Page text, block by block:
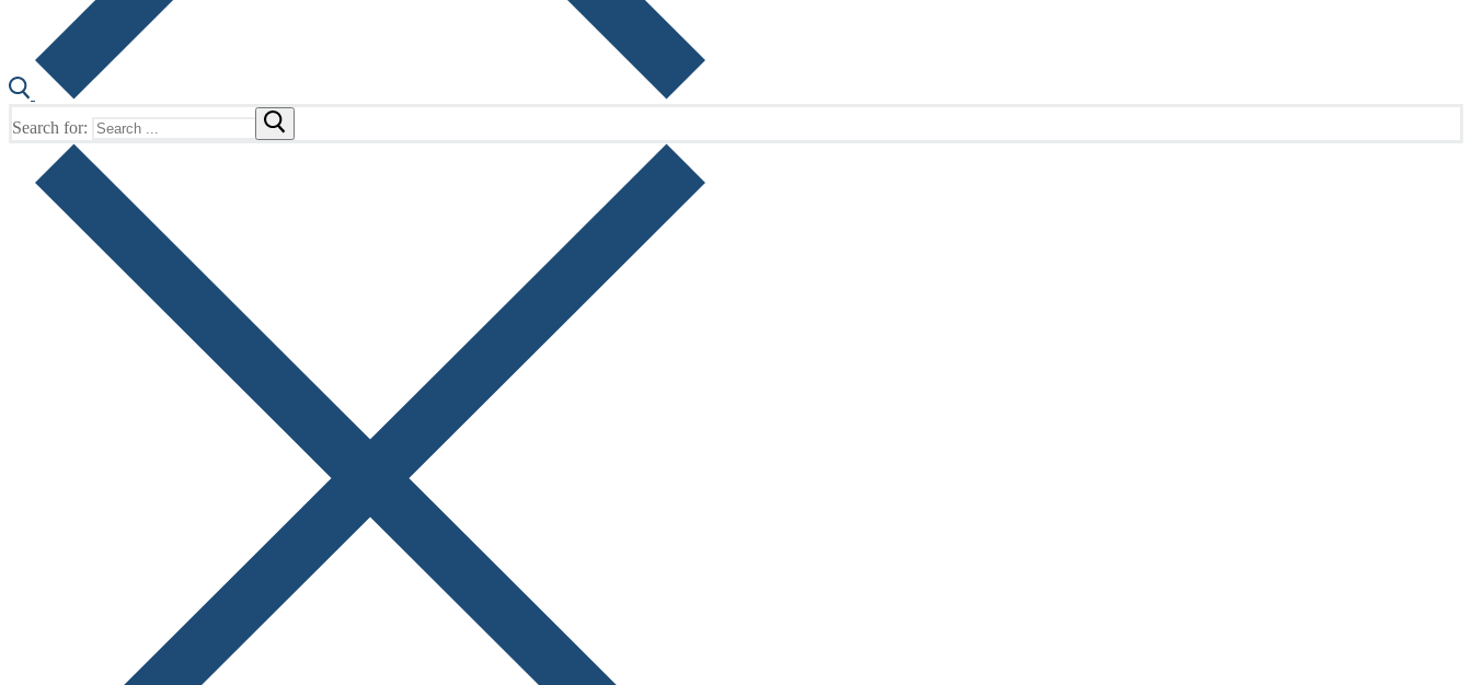
Search for: